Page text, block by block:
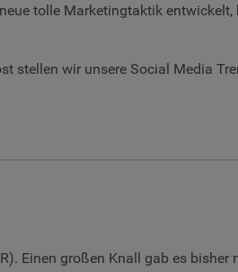
tolle Marketingtaktik entwickelt,
stellen wir unsere Social Media
Einen großen Knall gab es bisher